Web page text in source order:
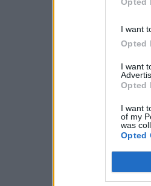
I want
Opted
I want
Opted
I want
of my
was
Opted